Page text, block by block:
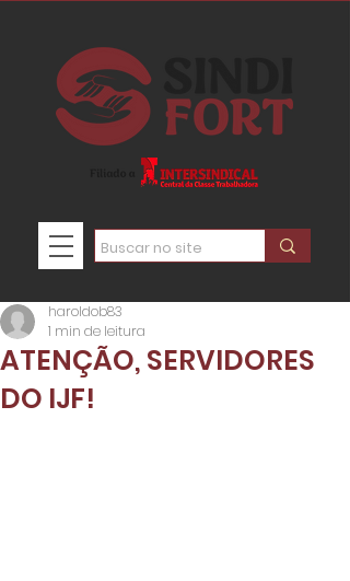
ATENÇÃO, SERVIDORES
DO IJF!
haroldob83
1 min de leitura